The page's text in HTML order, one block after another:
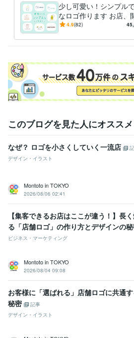
少し可愛い！シンプル
なロゴ作ります お店、
など心がこもったロゴ
4.9(82)
このブログを見た人にオススメ
なぜ？ ロゴを小さくしていく一流店
デザイン・イラスト
Montoto in TOKYO
2026/08/06 02:41
【集客できるお店はここが違う！】長
る「店舗ロゴ」の作り方とデザインの
ビジネス・マーケティング
Montoto in TOKYO
2026/08/04 09:08
お客様に「選ばれる」店舗ロゴに共通
秘密
記事
デザイン・イラスト